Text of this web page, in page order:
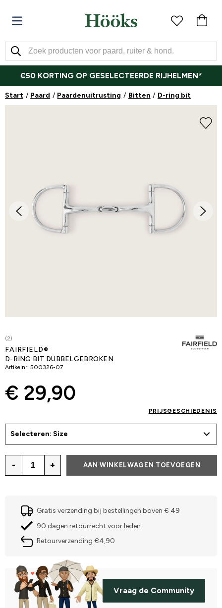
€50 KORTING OP GESELECTEERDE RIJHELMEN*
Start Paard Paardenuitrusting Bitten D-ring bit
(2)
FAIRFIELD®
D-RING BIT DUBBELGEBROKEN
Artikelnr. 500326-07
€ 29,90
PRIJSGESCHIEDENIS
Selecteren: Size
- + AAN WINKELWAGEN TOEVOEGEN
Gratis verzending bij bestellingen boven € 49
90 dagen retourrecht voor leden
Retourverzending €4,90
Vraag de Community